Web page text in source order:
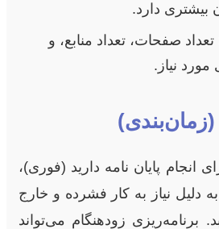
دارد.
تعداد صفحات، تعداد منابع، و
نیاز.
انجام پایان نامه دارید (فوری)،
دلیل نیاز به کار فشرده و خارج
برنامه‌ریزی زودهنگام می‌تواند